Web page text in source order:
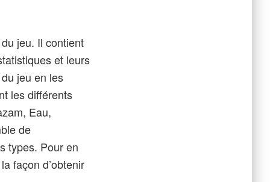
jeu. Il contient
et leurs
jeu en les
les différents
Eau,
de
types. Pour en
façon d’obtenir